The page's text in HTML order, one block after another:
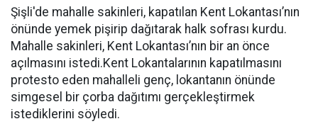
Şişli'de mahalle sakinleri, kapatılan Kent Lokantası’nın
önünde yemek pişirip dağıtarak halk sofrası kurdu.
Mahalle sakinleri, Kent Lokantası’nın bir an önce
açılmasını istedi.Kent Lokantalarının kapatılmasını
protesto eden mahalleli genç, lokantanın önünde
simgesel bir çorba dağıtımı gerçekleştirmek
istediklerini söyledi.